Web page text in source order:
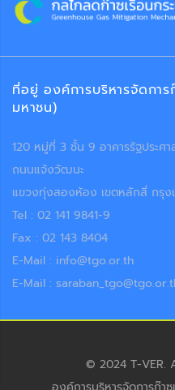
ที่อยู่ องค์การบริหารจัดการ
มหาชน)
120 หมู่ที่ 3 ชั้น 9 อาคารรัฐประศ
ถนนแจ้งวัฒนะ
แขวงทุ่งสองห้อง เขตหลักสี่ กรุง
Tel : 02 141 9841-9
Fax : 02 143 8404
E-Mail : info@tgo.or.th
E-Mail :
© 2024 T-VER.